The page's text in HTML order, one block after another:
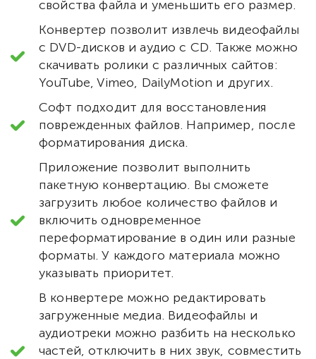
свойства файла и уменьшить его размер.
Конвертер позволит извлечь видеофайлы
с DVD-дисков и аудио с CD. Также можно
скачивать ролики с различных сайтов:
YouTube, Vimeo, DailyMotion и других.
Софт подходит для восстановления
поврежденных файлов. Например, после
форматирования диска.
Приложение позволит выполнить
пакетную конвертацию. Вы сможете
загрузить любое количество файлов и
включить одновременное
переформатирование в один или разные
форматы. У каждого материала можно
указывать приоритет.
В конвертере можно редактировать
загруженные медиа. Видеофайлы и
аудиотреки можно разбить на несколько
частей, отключить в них звук, совместить